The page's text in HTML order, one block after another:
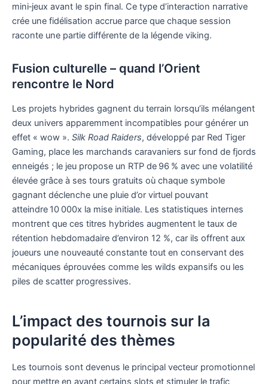
mini‑jeux avant le spin final. Ce type d’interaction narrative
crée une fidélisation accrue parce que chaque session
raconte une partie différente de la légende viking.
Fusion culturelle – quand l’Orient
rencontre le Nord
Les projets hybrides gagnent du terrain lorsqu’ils mélangent
deux univers apparemment incompatibles pour générer un
effet « wow ». Silk Road Raiders, développé par Red Tiger
Gaming, place les marchands caravaniers sur fond de fjords
enneigés ; le jeu propose un RTP de 96 % avec une volatilité
élevée grâce à ses tours gratuits où chaque symbole
gagnant déclenche une pluie d’or virtuel pouvant
atteindre 10 000x la mise initiale. Les statistiques internes
montrent que ces titres hybrides augmentent le taux de
rétention hebdomadaire d’environ 12 %, car ils offrent aux
joueurs une nouveauté constante tout en conservant des
mécaniques éprouvées comme les wilds expansifs ou les
piles de scatter progressives.
L’impact des tournois sur la
popularité des thèmes
Les tournois sont devenus le principal vecteur promotionnel
pour mettre en avant certains slots et stimuler le trafic